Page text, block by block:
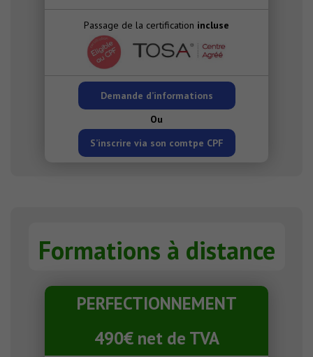
Passage de la certification incluse
Demande d’informations
Ou
S’inscrire via son comtpe CPF
Formations à distance
PERFECTIONNEMENT
490€ net de TVA